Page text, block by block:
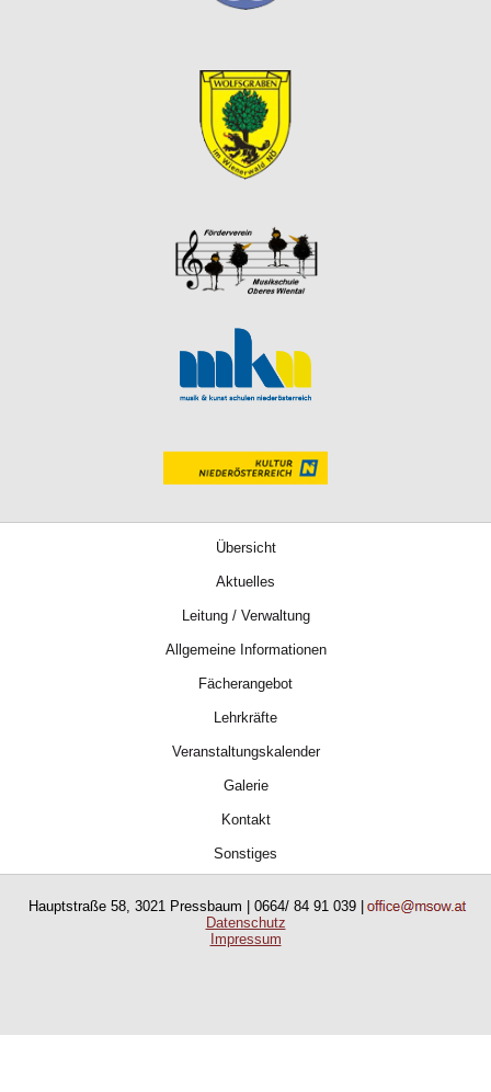
Übersicht
Aktuelles
Leitung / Verwaltung
Allgemeine Informationen
Fächerangebot
Lehrkräfte
Veranstaltungskalender
Galerie
Kontakt
Sonstiges
Hauptstraße 58, 3021 Pressbaum | 0664/ 84 91 039 |
Datenschutz
Impressum